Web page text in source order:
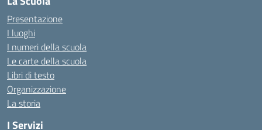
Presentazione
I luoghi
I numeri della scuola
Le carte della scuola
Libri di testo
Organizzazione
La storia
I Servizi